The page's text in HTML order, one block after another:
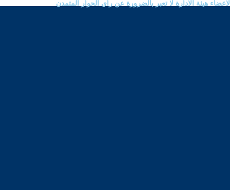
هيئة الادارة لا تعبر بالضرورة عن رأي الحوار المتمدن